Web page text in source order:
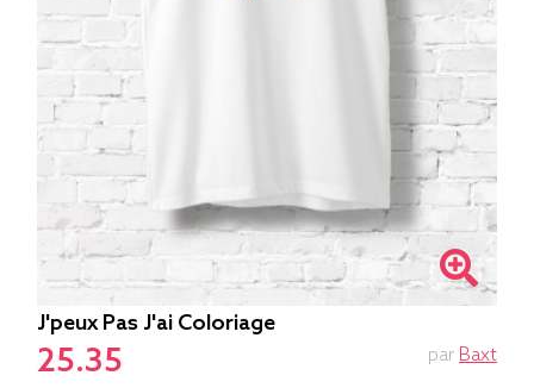
J'peux Pas J'ai Coloriage
25.35 par Baxt